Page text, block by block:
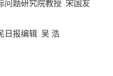
题研究院教授 宋国友
报编辑 吴 浩